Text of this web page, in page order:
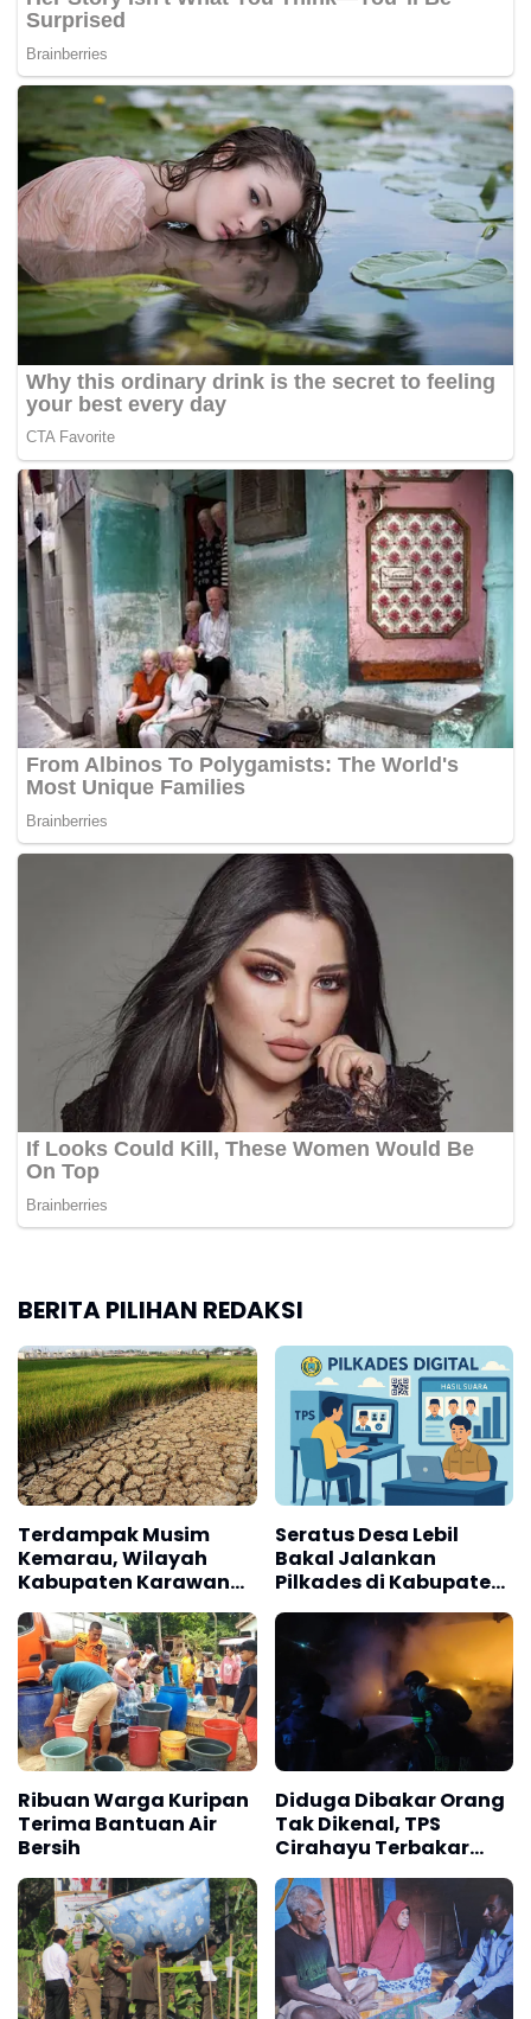
BERITA PILIHAN REDAKSI
Terdampak Musim
Kemarau, Wilayah
Kabupaten Karawang
Meluas
Seratus Desa Lebil
Bakal Jalankan
Pilkades di Kabupaten
Ribuan Warga Kuripan
Terima Bantuan Air
Bersih
Diduga Dibakar Orang
Tak Dikenal, TPS
Cirahayu Terbakar
Hebat